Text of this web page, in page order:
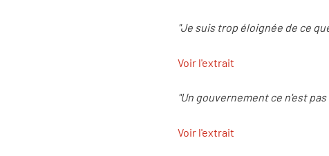
"Je suis trop éloignée de ce
Voir l'extrait
"Un gouvernement ce n'est
Voir l'extrait